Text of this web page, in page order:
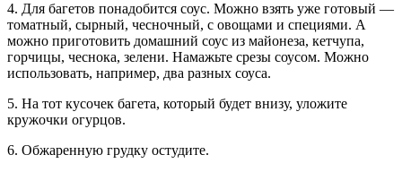
4. Для багетов понадобится соус. Можно взять уже готовый —
томатный, сырный, чесночный, с овощами и специями. А
можно приготовить домашний соус из майонеза, кетчупа,
горчицы, чеснока, зелени. Намажьте срезы соусом. Можно
использовать, например, два разных соуса.
5. На тот кусочек багета, который будет внизу, уложите
кружочки огурцов.
6. Обжаренную грудку остудите.